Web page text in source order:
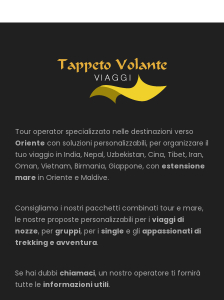
Tour operator specializzato nelle destinazioni verso
Oriente con soluzioni personalizzabili, per organizzare il
tuo viaggio in India, Nepal, Uzbekistan, Cina, Tibet, Iran,
Oman, Vietnam, Birmania, Giappone, con estensione
mare in Oriente e Maldive.
Consigliamo i nostri pacchetti combinati tour e mare,
le nostre proposte personalizzabili per i viaggi di
nozze, per gruppi, per i single e gli appassionati di
trekking e avventura.
Se hai dubbi chiamaci, un nostro operatore ti fornirà
tutte le informazioni utili.